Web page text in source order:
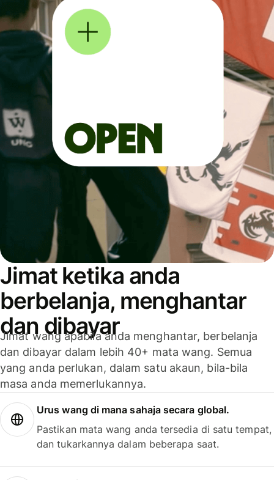
Jimat ketika anda
berbelanja, menghantar
dan dibayar
Jimat wang apabila anda menghantar, berbelanja
dan dibayar dalam lebih 40+ mata wang. Semua
yang anda perlukan, dalam satu akaun, bila-bila
masa anda memerlukannya.
Urus wang di mana sahaja secara global.
Pastikan mata wang anda tersedia di satu tempat,
dan tukarkannya dalam beberapa saat.